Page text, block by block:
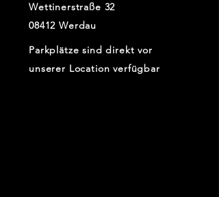
Wettinerstraße 32
08412 Werdau
Parkplätze sind direkt vor
unserer Location verfügbar